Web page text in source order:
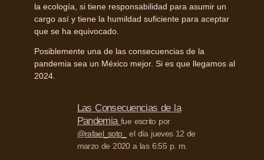
la ecología, si tiene responsabilidad para asumir un
cargo así y tiene la humildad suficiente para aceptar
que se ha equivocado.
Posiblemente una de las consecuencias de la
pandemia sea un México mejor. Si es que llegamos al
2024.
Las Consecuencias de la
Pandemia fue escrito por
@rafael_soto_
el día jueves 12 de
marzo de 2020 a las 6:55 p. m.